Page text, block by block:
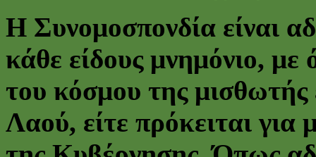
Η Συνομοσπονδία είναι
κάθε είδους μνημόνιο, με
του κόσμου της μισθωτής
Λαού, είτε πρόκειται για